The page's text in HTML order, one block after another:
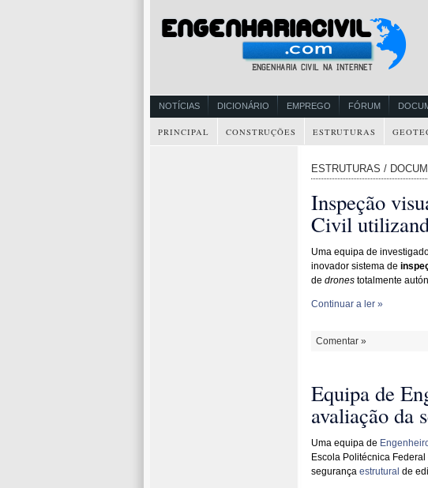
NOTÍCIAS DICIONÁRIO EMPREGO FÓRUM
PRINCIPAL CONSTRUÇÕES ESTRUTURAS
ESTRUTURAS /
Inspeção
Civil
Uma equipa de
inovador sistema de
de dronestotalmente
Continuar a ler »
Comentar »
Equipa de
avaliação da
Uma equipa de
Escola Politécnica
segurança estrutural de